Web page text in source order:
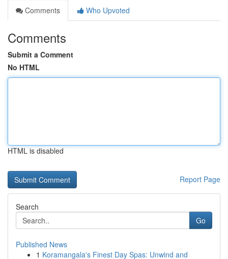
Comments
Who Upvoted
Comments
Submit a Comment
No HTML
HTML is disabled
Report Page
Search
Go
Published News
1 Koramangala's Finest Day Spas: Unwind and